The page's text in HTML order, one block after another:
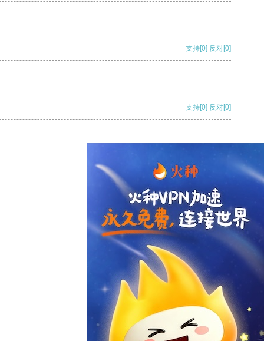
支持[0] 反对[0]
支持[0] 反对[0]
支持
支持[0] 反对[0]
支持[0] 反对[0]